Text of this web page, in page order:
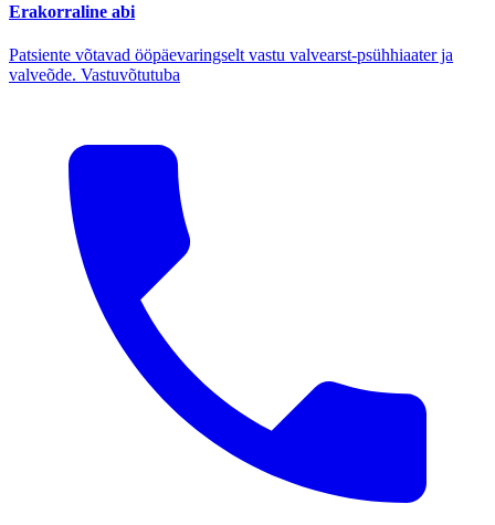
Erakorraline abi
Patsiente võtavad ööpäevaringselt vastu valvearst-psühhiaater ja
valveõde. Vastuvõtutuba